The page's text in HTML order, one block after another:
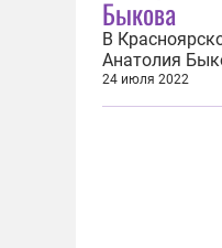
Быкова
В
Анатолия
сообществом
пресс-службе
24 июля 2022